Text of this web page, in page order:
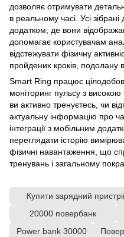
дозволяє отримувати
в реальному часі. Усі
додатком, де вони
допомагає користувачам
відстежувати фізичну
пройдених кроків, подолану
Smart Ring працює
моніторинг пульсу з
ви активно тренуєтесь, чи
актуальну інформацію про
інтеграції з мобільним
переглядати історію
фізичні навантаження, що
тренувань і загальному
Купити зарядний
20000 повербанк
Power bank 30000